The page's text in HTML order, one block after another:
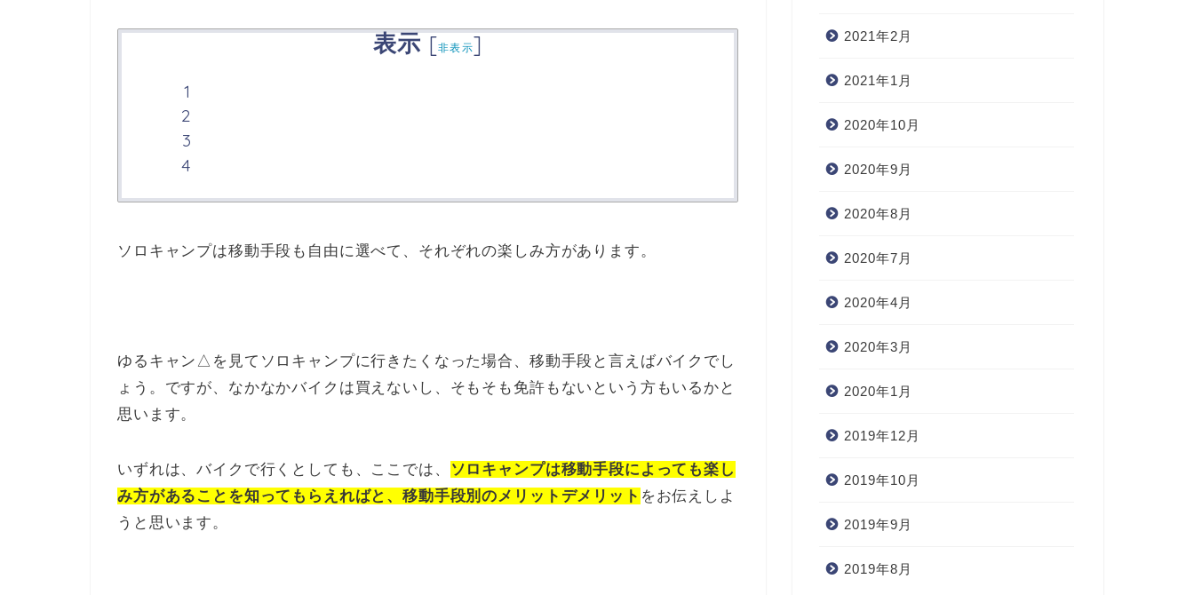
表示 [非表示]
ソロキャンプは移動手段も自由に選べて、それぞれの楽しみ方があります。
ゆるキャン△を見てソロキャンプに行きたくなった場合、移動手段と言えばバイクでし
ょう。ですが、なかなかバイクは買えないし、そもそも免許もないという方もいるかと
思います。
いずれは、バイクで行くとしても、ここでは、
ソロキャンプは移動手段によっても楽し
み方があることを知ってもらえればと、移動手段別のメリットデメリット をお伝えしよ
うと思います。
2021年2月
2021年1月
2020年10月
2020年9月
2020年8月
2020年7月
2020年4月
2020年3月
2020年1月
2019年12月
2019年10月
2019年9月
2019年8月